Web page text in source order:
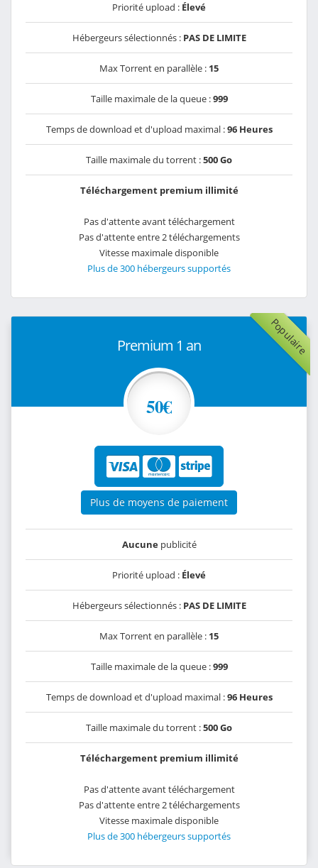
Priorité upload : Élevé
Hébergeurs sélectionnés : PAS DE LIMITE
Max Torrent en parallèle : 15
Taille maximale de la queue :999
Temps de download et d'upload maximal :96 Heures
Taille maximale du torrent :500 Go
Téléchargement premium illimité
Pas d'attente avant téléchargement
Pas d'attente entre 2 téléchargements
Vitesse maximale disponible
Plus de 300 hébergeurs supportés
Populaire
Premium 1 an
50€
Plus de moyens de paiement
Aucunepublicité
Priorité upload : Élevé
Hébergeurs sélectionnés : PAS DE LIMITE
Max Torrent en parallèle : 15
Taille maximale de la queue :999
Temps de download et d'upload maximal :96 Heures
Taille maximale du torrent :500 Go
Téléchargement premium illimité
Pas d'attente avant téléchargement
Pas d'attente entre 2 téléchargements
Vitesse maximale disponible
Plus de 300 hébergeurs supportés